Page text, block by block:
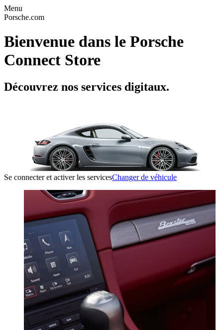
Menu
Porsche.com
Bienvenue dans le Porsche
Connect Store
Découvrez nos services digitaux.
Se connecter et activer les servicesChanger de véhicule